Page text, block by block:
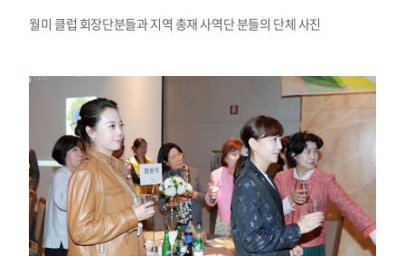
월미 클럽 회장단분들과 지역 총재 사역단 분들의 단체 사진